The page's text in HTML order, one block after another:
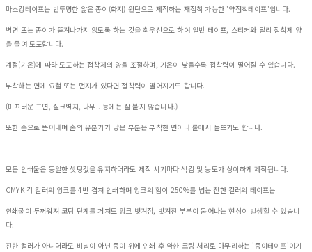
마스킹테이프는 반투명한 얇은 종이(화지) 원단으로 제작하는 재접착 가능한 '약점착테이프'입니다.
벽면 또는 종이가 뜯겨나가지 않도록 하는 것을 최우선으로 하여 일반 테이프, 스티커와 달리 접착제 양
을 줄여 도포합니다.
계절(기온)에 따라 도포하는 접착제의 양을 조절하며, 기온이 낮을수록 접착력이 떨어질 수 있습니다.
부착하는 면에 요철 또는 먼지가 있다면 접착력이 떨어지기도 합니다.
(미끄러운 표면, 실크벽지, 나무.. 등에는 잘 붙지 않습니다.)
또한 손으로 뜯어내며 손의 유분기가 닿은 부분은 부착한 면이나 롤에서 들뜨기도 합니다.
모든 인쇄물은 동일한 셋팅값을 유지하더라도 제작 시기마다 색감 및 농도가 상이하게 제작됩니다.
CMYK 각 컬러의 잉크를 4번 겹쳐 인쇄하며 잉크의 합이 250%를 넘는 진한 컬러의 테이프는
인쇄물이 두꺼워져 코팅 단계를 거쳐도 잉크 벗겨짐, 벗겨진 부분이 묻어나는 현상이 발생할 수 있습니
다.
진한 컬러가 아니더라도 비닐이 아닌 종이 위에 인쇄 후 약한 코팅 처리로 마무리하는 '종이테이프'이기